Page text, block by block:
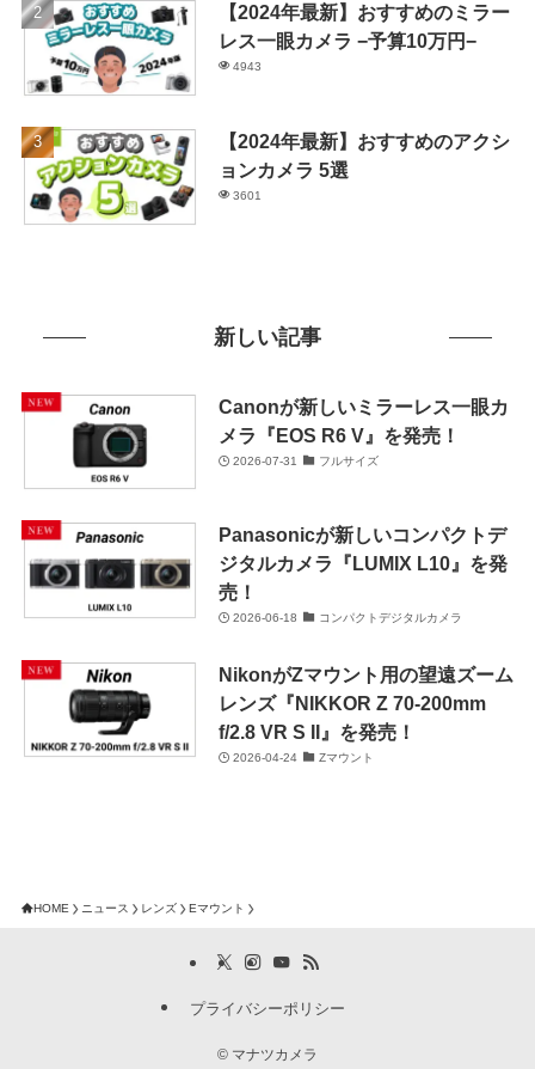
【2024年最新】おすすめのミラー
レス一眼カメラ −予算10万円−
4943
【2024年最新】おすすめのアクシ
ョンカメラ 5選
3601
新しい記事
Canonが新しいミラーレス一眼カ
メラ『EOS R6 V』を発売！
2026-07-31 フルサイズ
Panasonicが新しいコンパクトデ
ジタルカメラ『LUMIX L10』を発
売！
2026-06-18 コンパクトデジタルカメラ
NikonがZマウント用の望遠ズーム
レンズ『NIKKOR Z 70-200mm
f/2.8 VR S II』を発売！
2026-04-24 Zマウント
HOME ニュース レンズ Eマウント
プライバシーポリシー
© マナツカメラ